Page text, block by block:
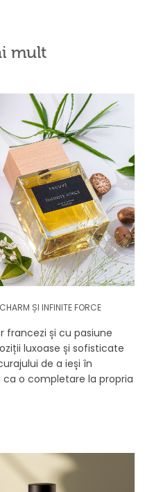
mult
ȘI INFINITE FORCE
francezi și cu pasiune
luxoase și sofisticate
de a ieși în
o completare la propria
caracter unic și puternic.